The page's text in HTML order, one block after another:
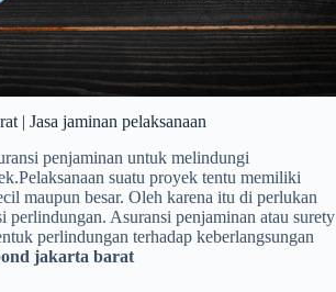
| Jasa jaminan pelaksanaan
penjaminan untuk melindungi
suatu proyek tentu memiliki
maupun besar. Oleh karena itu di perlukan
perlindungan. Asuransi penjaminan atau surety
perlindungan terhadap keberlangsungan
jakarta barat